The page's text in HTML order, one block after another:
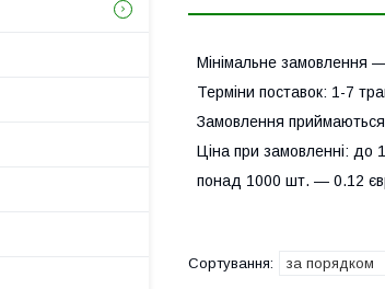
Мінімальне замовлення
Терміни поставок: 1-7
Замовлення
Ціна при замовленні:
понад 1000 шт. ― 0.12